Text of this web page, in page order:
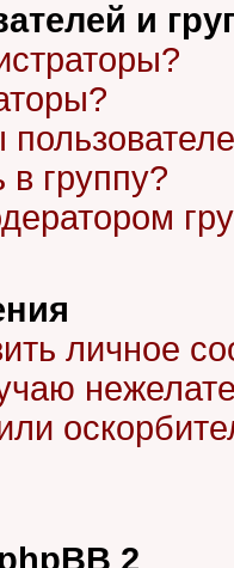
и
в группу?
личное
2